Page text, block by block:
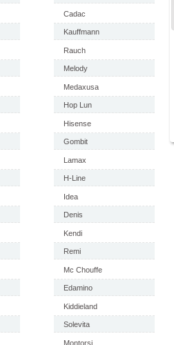
Cadac
Kauffmann
Rauch
Melody
Medaxusa
Hop Lun
Hisense
Gombit
Lamax
H-Line
Idea
Denis
Kendi
Remi
Mc Chouffe
Edamino
Kiddieland
Solevita
Montorsi